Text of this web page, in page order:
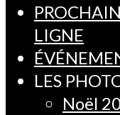
LIGNE
LES
Noël